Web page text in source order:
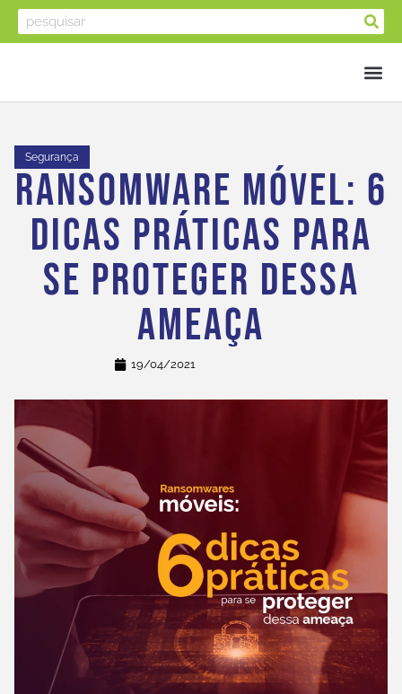
Segurança
Ransomware Móvel: 6
Dicas Práticas Para
Se Proteger Dessa
Ameaça
19/04/2021